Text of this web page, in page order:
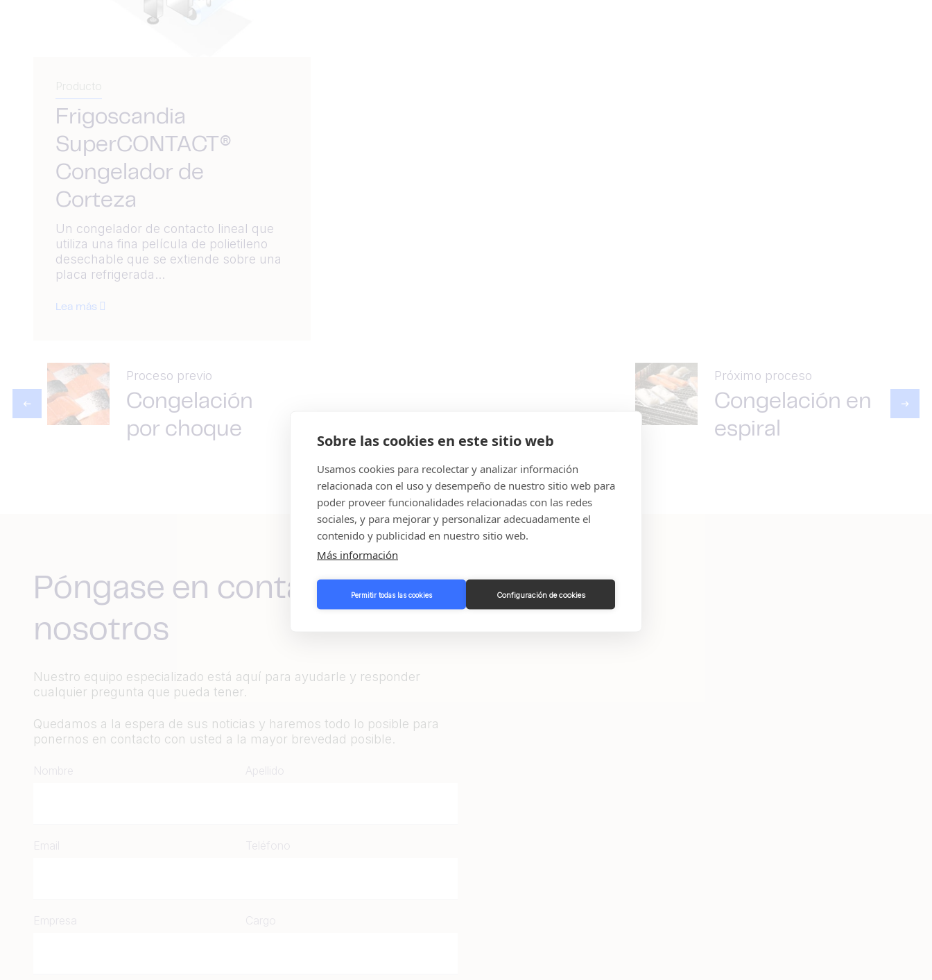
Sobre las cookies en este sitio web
Usamos cookies para recolectar y analizar información
relacionada con el uso y desempeño de nuestro sitio web para
poder proveer funcionalidades relacionadas con las redes
sociales, y para mejorar y personalizar adecuadamente el
contenido y publicidad en nuestro sitio web.
Más información
Permitir todas las cookies Configuración de cookies
Producto
Frigoscandia
SuperCONTACT®
Congelador de
Corteza
Un congelador de contacto lineal que
utiliza una fina película de polietileno
desechable que se extiende sobre una
placa refrigerada...
Lea más
Proceso previo
Congelación
por choque
Próximo proceso
Congelación en
espiral
Póngase en contacto con
nosotros
Nuestro equipo especializado está aquí para ayudarle y responder
cualquier pregunta que pueda tener.
Quedamos a la espera de sus noticias y haremos todo lo posible para
ponernos en contacto con usted a la mayor brevedad posible.